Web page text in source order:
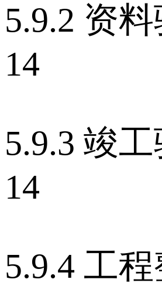
5.9.2 资
14
5.9.3 竣
14
5.9.4 工